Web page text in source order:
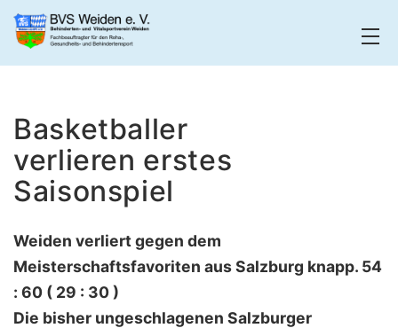
Zum
Inhalt
springen
Basketballer
verlieren erstes
Saisonspiel
Weiden verliert gegen dem
Meisterschaftsfavoriten aus Salzburg knapp. 54
: 60 ( 29 : 30 )
Die bisher ungeschlagenen Salzburger